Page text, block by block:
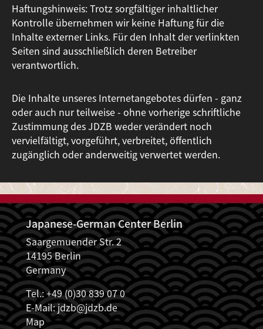
Haftungshinweis: Trotz sorgfältiger inhaltlicher
Kontrolle übernehmen wir keine Haftung für die
Inhalte externer Links. Für den Inhalt der verlinkten
Seiten sind ausschließlich deren Betreiber
verantwortlich.
Die Inhalte unseres Internetangebotes dürfen - ganz
oder auch nur teilweise - ohne vorherige schriftliche
Zustimmung des JDZB weder verändert noch
vervielfältigt, vorgeführt, verbreitet, öffentlich
zugänglich oder anderweitig verwertet werden.
Japanese-German Center Berlin
Saargemuender Str. 2
14195 Berlin
Germany
Tel.: +49 (0)30 839 07 0
E-Mail:jdzb@jdzb.de
Map